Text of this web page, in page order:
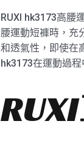
RUXI hk3173高腰
腰運動短褲時，充
和透氣性，即使在
hk3173在運動過